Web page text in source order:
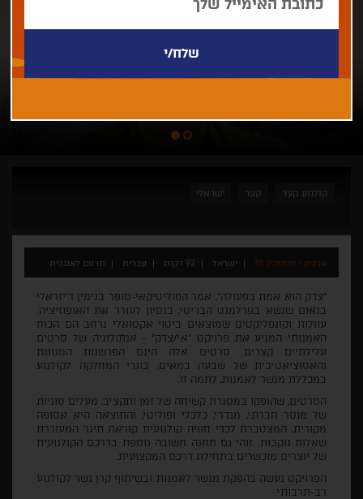
קולנוע קצר קצר ישראלי
ארכיון - פסטיבל 35 ישראל 92 דקות עברית תרגום לאנגלית
"צדק הוא אמת בפעולה", אמר הפוליטיקאי-סופר בנימין ד'יזראלי
בנאום שנשא בפרלמנט הבריטי, בנסיון לעורר את האופוזיציה.
עוולות וקונפליקטים שמוצאים ביטוי אקטואלי נרחב הם הכוח
האמנותי המניע את פרויקט "אי/צדק" - אנתולוגיה של סרטים
עלילתיים קצרים. סרטים אלה הינם הפרשנות המגוונת
והאסוציאטיבית של שבעה במאים, בוגרי המחלקה לקולנוע
במכללת מנשר לאמנות, לתמה זו.
הסרטים, שהופקו במסגרת קשיחה של זמן ותקציב, מעלים סוגיות
של מוסר חברתי, מגדרי, כלכלי ופוליטי, והתוצאה היא אסופה
מקורית, המצטברת לכדי חוויה קולנועית קוראת תיגר המעוררת
שאלות נוקבות. זוהי גם תחנה חשובה נוספת בדרכם הקולנועית
של יוצרים מוכשרים בתחילת דרכם המקצועית.
הפרויקט נעשה בהפקת מנשר לאמנות ובשיתוף קרן גשר לקולנוע
רב-תרבותי.